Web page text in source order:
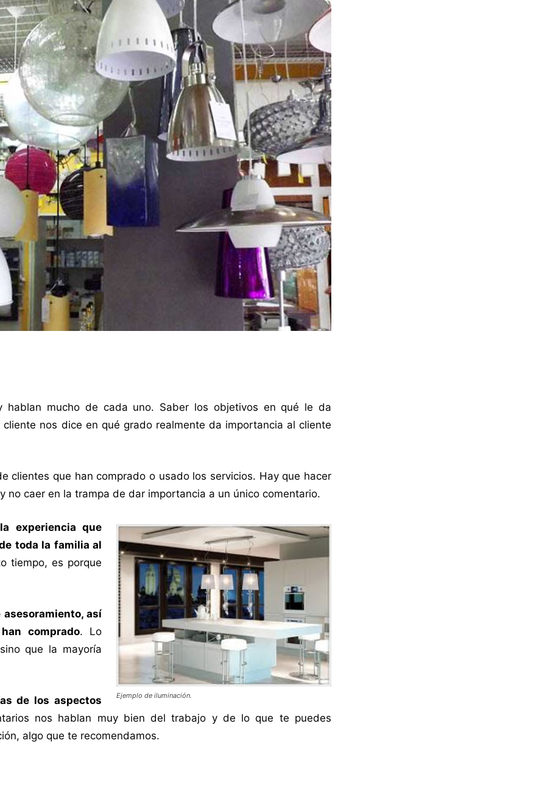
mucho de cada uno. Saber los objetivos en qué le da
nos dice en qué grado realmente da importancia al cliente
clientes que han comprado o usado los servicios. Hay que hacer
no caer en la trampa de dar importancia a un único comentario.
Ejemplo de iluminación.
experiencia que
toda la familia al
tiempo, es porque
así
comprado. Lo
que la mayoría
de los aspectos
nos hablan muy bien del trabajo y de lo que te puedes
algo que te recomendamos.